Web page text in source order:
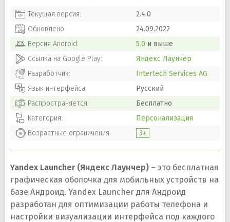
Текущая версия:
2.4.0
Обновлено:
24.09.2022
Версия Android: 5.0 и выше
Ссылка на Google Play:
Яндекс Лаунчер
Разработчик:
Intertech Services AG
Язык интерфейса:
Русский
Распространяется:
Бесплатно
Категория:
Персонализация
Возрастные ограничения:
3+
Yandex Launcher (Яндекс Лаунчер) – это бесплатная
графическая оболочка для мобильных устройств на
базе Андроид. Yandex Launcher для Андроид
разработан для оптимизации работы телефона и
настройки визуализации интерфейса под каждого